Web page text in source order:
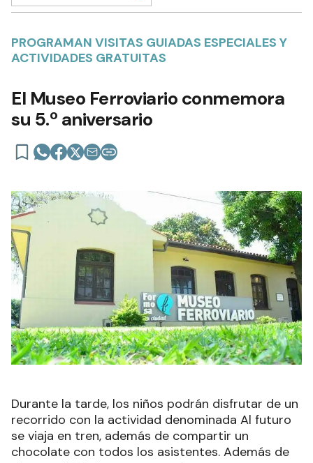
PROGRAMAN VISITAS GUIADAS ESPECIALES Y
ACTIVIDADES GRATUITAS
El Museo Ferroviario conmemora
su 5.º aniversario
Durante la tarde, los niños podrán disfrutar de un
recorrido con la actividad denominada Al futuro
se viaja en tren, además de compartir un
chocolate con todos los asistentes. Además de